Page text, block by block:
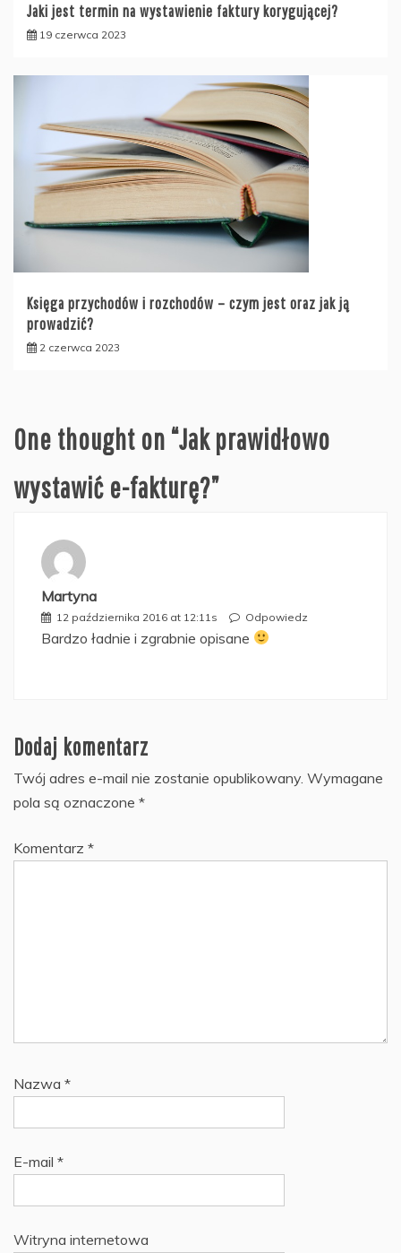
Jaki jest termin na wystawienie faktury korygującej?
19 czerwca 2023
Księga przychodów i rozchodów – czym jest oraz jak ją
prowadzić?
2 czerwca 2023
One thought on “Jak prawidłowo
wystawić e-fakturę?”
Martyna
12 października 2016 at 12:11s Odpowiedz
Bardzo ładnie i zgrabnie opisane
Dodaj komentarz
Twój adres e-mail nie zostanie opublikowany. Wymagane
pola są oznaczone *
Komentarz *
Nazwa *
E-mail *
Witryna internetowa